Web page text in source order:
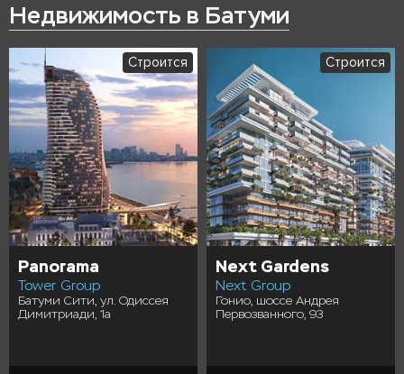
Недвижимость в Батуми
Строится
Panorama
Tower Group
Батуми Сити, ул. Одиссея
Димитриади, 1а
Строится
Next Gardens
Next Group
Гонио, шоссе Андрея
Первозванного, 93